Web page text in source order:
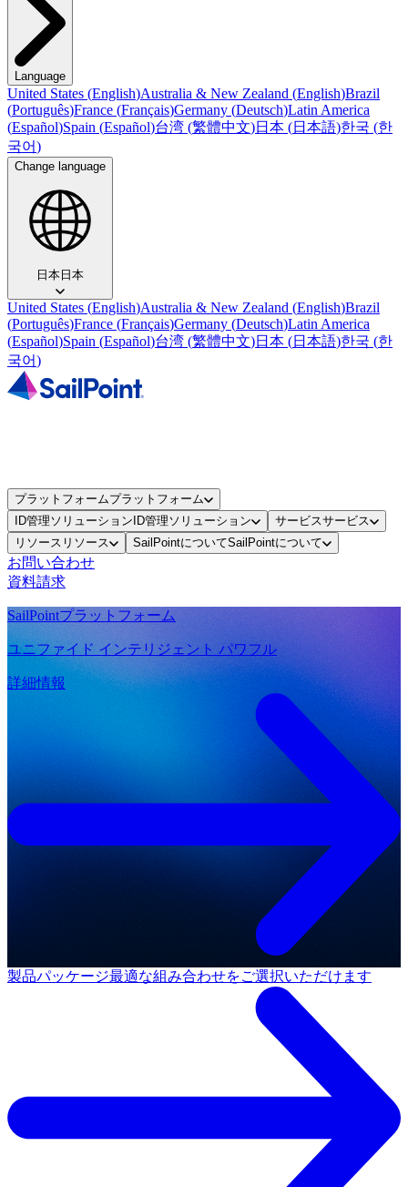
Language
United States (English)Australia & New Zealand (English)Brazil
(Português)France (Français)Germany (Deutsch)Latin America
(Español)Spain (Español)台湾 (繁體中文)日本 (日本語)한국 (한
국어)
Change language
日本日本
United States (English)Australia & New Zealand (English)Brazil
(Português)France (Français)Germany (Deutsch)Latin America
(Español)Spain (Español)台湾 (繁體中文)日本 (日本語)한국 (한
국어)
プラットフォームプラットフォーム
ID管理ソリューション ID管理ソリューション サービスサービス
リソース リソース SailPointについてSailPointについて
お問い合わせ
資料請求
SailPointプラットフォーム
ユニファイド インテリジェント パワフル
詳細情報
製品パッケージ最適な組み合わせをご選択いただけます